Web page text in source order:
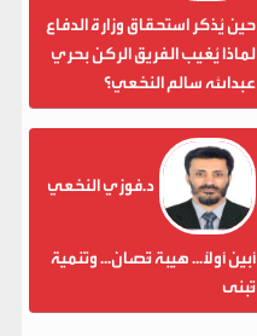
حين يُذكر استحقاق وزارة الدفاع
لماذا يُغيب الفريق الركن بحري
عبدالله سالم النخعي؟
د.فوزي النخعي
أبين أولاً... هيبة تُصان... وتنمية
تُبنى